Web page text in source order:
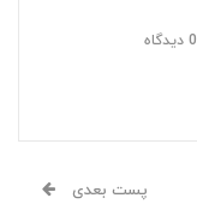
0 دیدگاه
پست بعدی